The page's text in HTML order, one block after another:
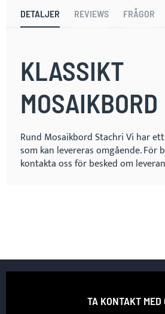
DETALJER REVIEWS FRÅGOR
KLASSIKT
MOSAIKBORD
Rund Mosaikbord Stachri Vi har
som kan levereras omgående. För
kontakta oss för besked om
TA KONTAKT MED